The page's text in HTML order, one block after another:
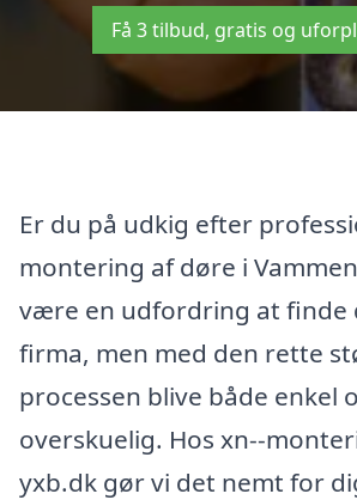
Få 3 tilbud, gratis og
Er du på udkig efter
montering af døre i
være en udfordring at finde
firma, men med den rette
processen blive både enkel
overskuelig. Hos xn--
yxb.dk gør vi det nemt for